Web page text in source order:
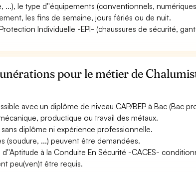
...), le type d''équipements (conventionnels,
les fins de semaine, jours fériés ou de nuit.
Individuelle -EPI- (chaussures de sécurité,
pour le métier de
avec un diplôme de niveau CAP/BEP à Bac (Bac
productique ou travail des métaux.
diplôme ni expérience professionnelle.
(soudure, ...) peuvent être demandées.
d''Aptitude à la Conduite En Sécurité -CACES-
peu(ven)t être requis.